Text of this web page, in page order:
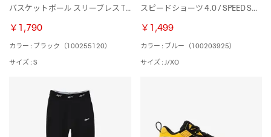
バスケットボール スリーブレス Tシャツ / ID BASKETBALL SLEEVELESS T-SHIRT （ブラック）
￥1,790
カラー : ブラック（100255120）
サイズ : S
スピードショーツ 4.0 / SPEED SHORT 4.0 （ブルー）
￥1,499
カラー : ブルー（100203925）
サイズ : J/XO